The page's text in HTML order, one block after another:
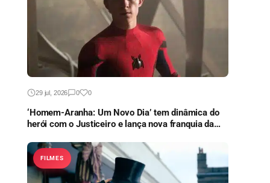
29 jul, 2026 0 0
‘Homem-Aranha: Um Novo Dia’ tem dinâmica do
herói com o Justiceiro e lança nova franquia da
FILMES